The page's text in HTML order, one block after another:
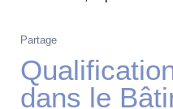
Partage
dans le